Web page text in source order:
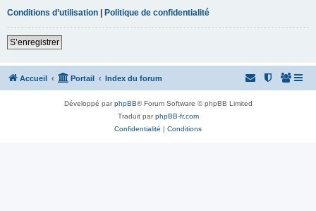
Conditions d’utilisation | Politique de confidentialité
S’enregistrer
Accueil Portail Index du forum
Développé parphpBB® Forum Software © phpBB Limited
Traduit parphpBB-fr.com
Confidentialité | Conditions